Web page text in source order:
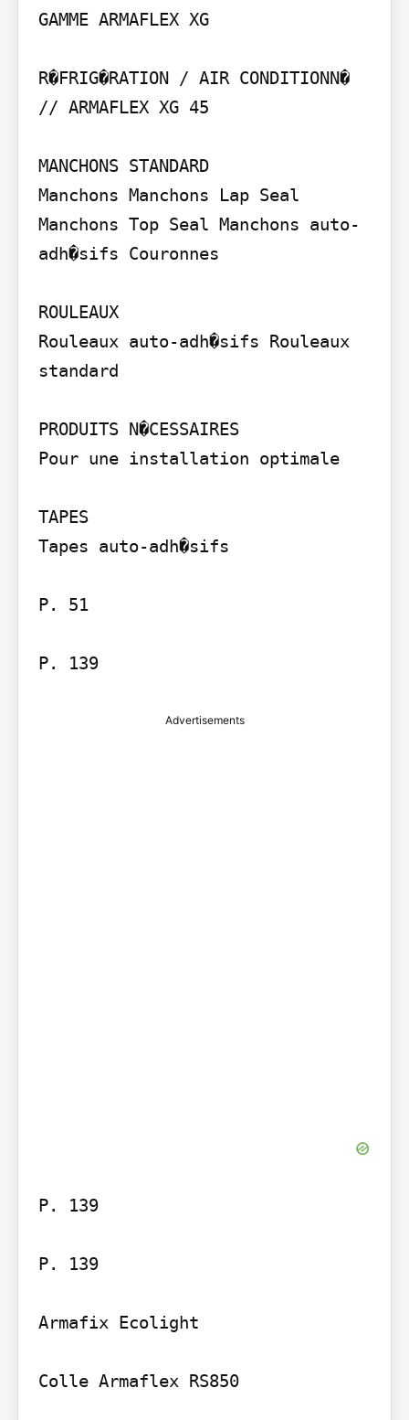
GAMME ARMAFLEX XG
R�FRIG�RATION / AIR CONDITIONN�
// ARMAFLEX XG 45
MANCHONS STANDARD
Manchons Manchons Lap Seal
Manchons Top Seal Manchons auto-
adh�sifs Couronnes
ROULEAUX
Rouleaux auto-adh�sifs Rouleaux
standard
PRODUITS N�CESSAIRES
Pour une installation optimale
TAPES
Tapes auto-adh�sifs
P. 51
P. 139
Advertisements
P. 139
P. 139
Armafix Ecolight
Colle Armaflex RS850